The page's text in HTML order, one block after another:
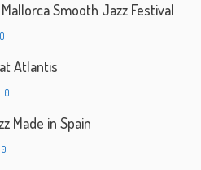
Smooth Jazz Festival
0
Atlantis
0
Made in Spain
0